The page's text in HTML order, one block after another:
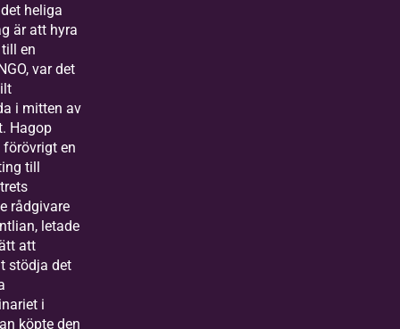
heliga
är att hyra
en
var det
i mitten av
Hagop
förövrigt en
till
rådgivare
letade
att
stödja det
i
köpte den